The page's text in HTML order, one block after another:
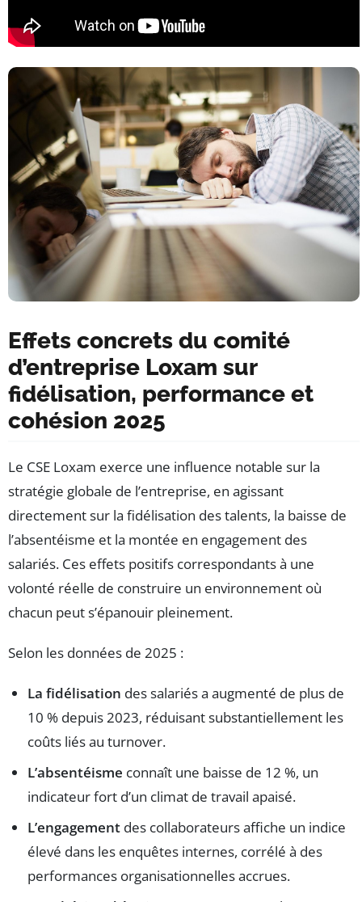
Effets concrets du comité
d’entreprise Loxam sur
fidélisation, performance et
cohésion 2025
Le CSE Loxam exerce une influence notable sur la
stratégie globale de l’entreprise, en agissant
directement sur la fidélisation des talents, la baisse de
l’absentéisme et la montée en engagement des
salariés. Ces effets positifs correspondants à une
volonté réelle de construire un environnement où
chacun peut s’épanouir pleinement.
Selon les données de 2025 :
La fidélisation des salariés a augmenté de plus de
10 % depuis 2023, réduisant substantiellement les
coûts liés au turnover.
L’absentéisme connaît une baisse de 12 %, un
indicateur fort d’un climat de travail apaisé.
L’engagement des collaborateurs affiche un indice
élevé dans les enquêtes internes, corrélé à des
performances organisationnelles accrues.